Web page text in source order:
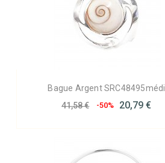
Bague Argent SRC48495médi
41,58 €
-50% 20,79 €